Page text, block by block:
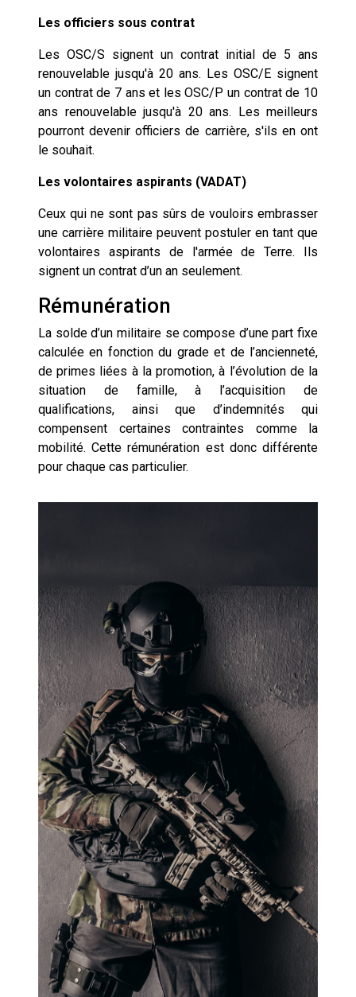
Les officiers sous contrat
Les OSC/S signent un contrat initial de 5 ans
renouvelable jusqu'à 20 ans. Les OSC/E signent
un contrat de 7 ans et les OSC/P un contrat de 10
ans renouvelable jusqu'à 20 ans. Les meilleurs
pourront devenir officiers de carrière, s'ils en ont
le souhait.
Les volontaires aspirants (VADAT)
Ceux qui ne sont pas sûrs de vouloirs embrasser
une carrière militaire peuvent postuler en tant que
volontaires aspirants de l'armée de Terre. Ils
signent un contrat d’un an seulement.
Rémunération
La solde d’un militaire se compose d’une part fixe
calculée en fonction du grade et de l’ancienneté,
de primes liées à la promotion, à l’évolution de la
situation de famille, à l’acquisition de
qualifications, ainsi que d’indemnités qui
compensent certaines contraintes comme la
mobilité. Cette rémunération est donc différente
pour chaque cas particulier.